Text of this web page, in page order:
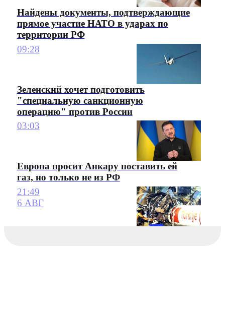
Найдены документы, подтверждающие
прямое участие НАТО в ударах по
территории РФ
09:28
Зеленский хочет подготовить
"специальную санкционную
операцию" против России
03:03
Европа просит Анкару поставить ей
газ, но только не из РФ
21:49
6 АВГ